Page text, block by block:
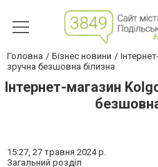
Головна Бізнес новини
зручна безшовна білизна
Інтернет-магазин
15:27, 27 травня 2024 р.
Загальний розділ